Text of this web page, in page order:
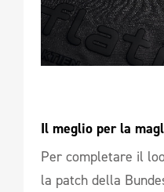
Il meglio per la
Per completare il
la patch della